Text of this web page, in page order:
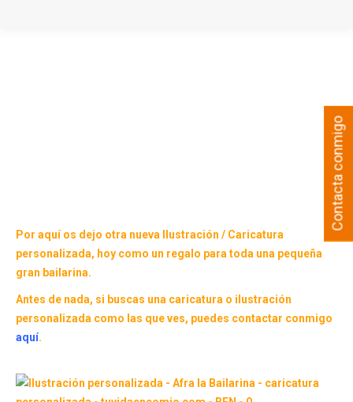
Por aquí os dejo otra nueva Ilustración / Caricatura
personalizada, hoy como un regalo para toda una pequeña
gran bailarina.
Antes de nada, si buscas una caricatura o ilustración
personalizada como las que ves, puedes contactar conmigo
aquí.
Contacta conmigo